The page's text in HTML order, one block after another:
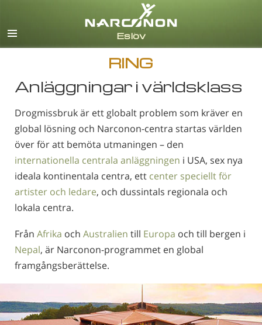
Svenska
RING
Anläggningar i världsklass
Drogmissbruk är ett globalt problem som kräver en
global lösning och Narconon-centra startas världen
över för att bemöta utmaningen – den
internationella centrala anläggningen i USA, sex nya
ideala kontinentala centra, ett center speciellt för
artister och ledare, och dussintals regionala och
lokala centra.
Från Afrika och Australien till Europa och till bergen i
Nepal, är Narconon-programmet en global
framgångsberättelse.